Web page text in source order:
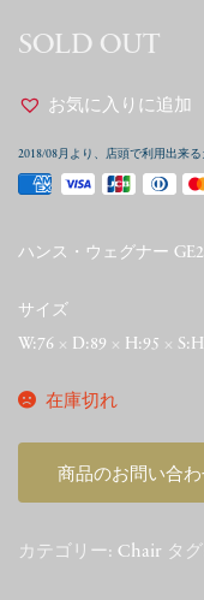
SOLD OUT
お気に入りに追加
2018/08月より、店頭で利用出来
ハンス・ウェグナー
サイズ
W:76 × D:89 × H:95 ×
在庫切れ
商品のお問い合
カテゴリー: Chair タ